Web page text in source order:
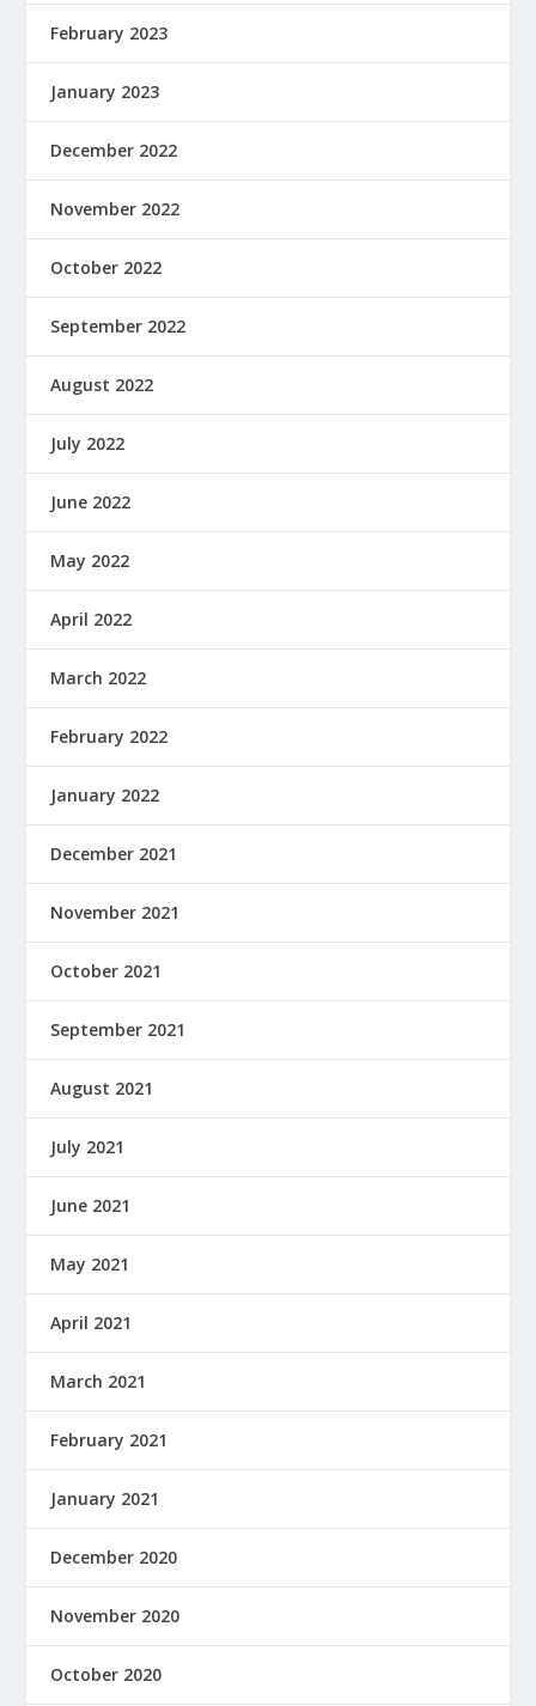
February 2023
January 2023
December 2022
November 2022
October 2022
September 2022
August 2022
July 2022
June 2022
May 2022
April 2022
March 2022
February 2022
January 2022
December 2021
November 2021
October 2021
September 2021
August 2021
July 2021
June 2021
May 2021
April 2021
March 2021
February 2021
January 2021
December 2020
November 2020
October 2020